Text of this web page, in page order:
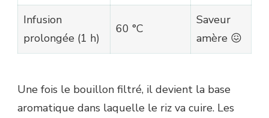
Infusion
prolongée (1 h)
60 °C
Saveur
amère 😖
Une fois le bouillon filtré, il devient la base
aromatique dans laquelle le riz va cuire. Les